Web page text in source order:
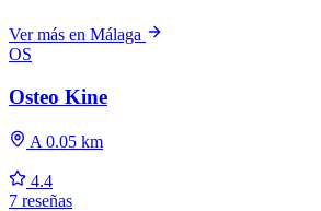
Ver más en Málaga
OS
Osteo Kine
A 0.05 km
4.4
7 reseñas